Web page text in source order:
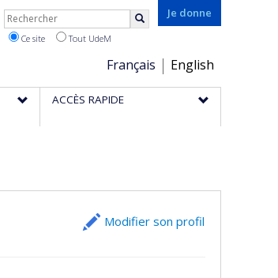
Je donne
Choix
de
la
Français English
Rechercher
Ce site Tout UdeM
ACCÈS RAPIDE
Modifier son profil